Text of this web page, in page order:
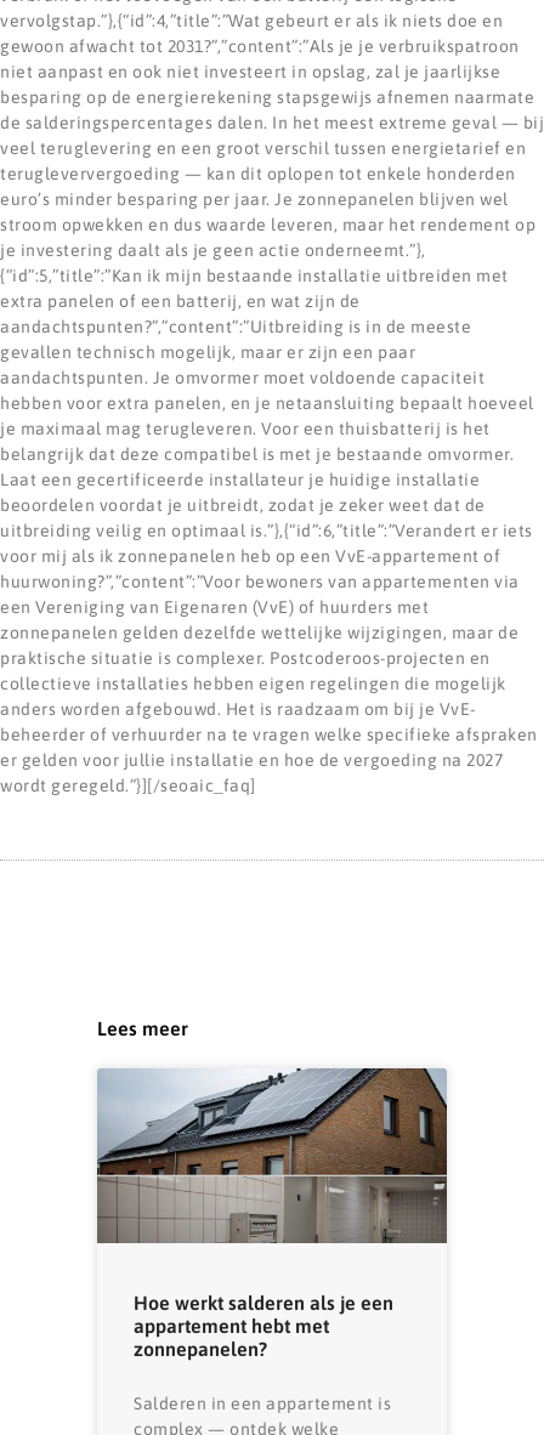
vervolgstap.”},{“id”:4,”title”:”Wat gebeurt er als ik niets doe en
gewoon afwacht tot 2031?”,”content”:”Als je je verbruikspatroon
niet aanpast en ook niet investeert in opslag, zal je jaarlijkse
besparing op de energierekening stapsgewijs afnemen naarmate
de salderingspercentages dalen. In het meest extreme geval — bij
veel teruglevering en een groot verschil tussen energietarief en
terugleververgoeding — kan dit oplopen tot enkele honderden
euro’s minder besparing per jaar. Je zonnepanelen blijven wel
stroom opwekken en dus waarde leveren, maar het rendement op
je investering daalt als je geen actie onderneemt.”},
{“id”:5,”title”:”Kan ik mijn bestaande installatie uitbreiden met
extra panelen of een batterij, en wat zijn de
aandachtspunten?”,”content”:”Uitbreiding is in de meeste
gevallen technisch mogelijk, maar er zijn een paar
aandachtspunten. Je omvormer moet voldoende capaciteit
hebben voor extra panelen, en je netaansluiting bepaalt hoeveel
je maximaal mag terugleveren. Voor een thuisbatterij is het
belangrijk dat deze compatibel is met je bestaande omvormer.
Laat een gecertificeerde installateur je huidige installatie
beoordelen voordat je uitbreidt, zodat je zeker weet dat de
uitbreiding veilig en optimaal is.”},{“id”:6,”title”:”Verandert er iets
voor mij als ik zonnepanelen heb op een VvE-appartement of
huurwoning?”,”content”:”Voor bewoners van appartementen via
een Vereniging van Eigenaren (VvE) of huurders met
zonnepanelen gelden dezelfde wettelijke wijzigingen, maar de
praktische situatie is complexer. Postcoderoos-projecten en
collectieve installaties hebben eigen regelingen die mogelijk
anders worden afgebouwd. Het is raadzaam om bij je VvE-
beheerder of verhuurder na te vragen welke specifieke afspraken
er gelden voor jullie installatie en hoe de vergoeding na 2027
wordt geregeld.”}][/seoaic_faq]
Lees meer
Hoe werkt salderen als je een
appartement hebt met
zonnepanelen?
Salderen in een appartement is
complex — ontdek welke